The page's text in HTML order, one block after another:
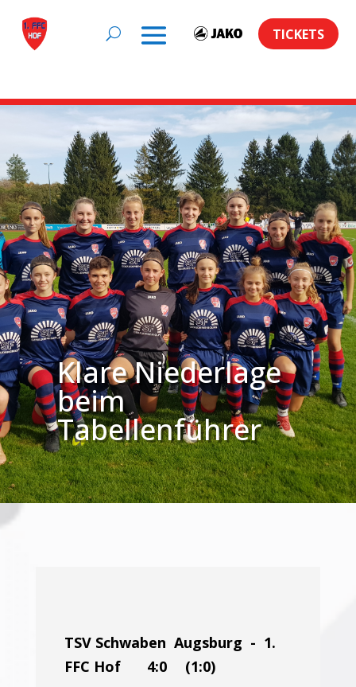
TICKETS
Klare Niederlage
beim
Tabellenführer
TSV Schwaben Augsburg - 1.
FFC Hof 4:0 (1:0)